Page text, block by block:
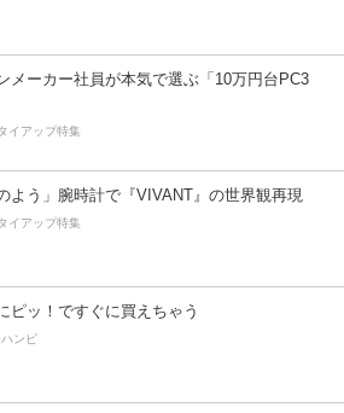
メーカー社員が本気で選ぶ「10万円台PC3
イアップ特集
よう」腕時計で『VIVANT』の世界観再現
イアップ特集
ピッ！ですぐに買えちゃう
ハンピ